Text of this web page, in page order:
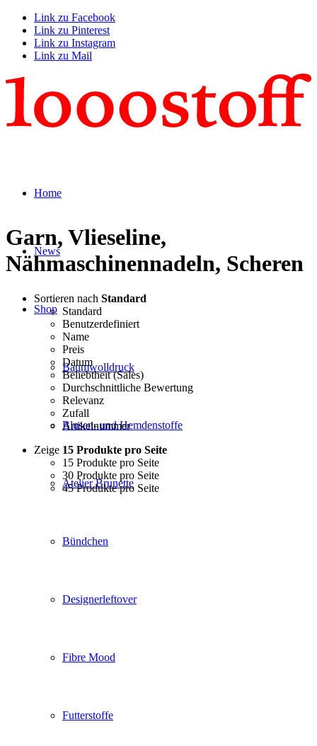
Link zu Facebook
Link zu Pinterest
Link zu Instagram
Link zu Mail
Home
News
Shop
Baumwolldruck
Blusen- und Hemdenstoffe
Atelier Brunette
Bündchen
Designerleftover
Fibre Mood
Futterstoffe
Garn, Vlieseline,
Nähmaschinennadeln, Scheren
Sortieren nach Standard
Standard
Benutzerdefiniert
Name
Preis
Datum
Beliebtheit (Sales)
Durchschnittliche Bewertung
Relevanz
Zufall
Artikelnummer
Zeige 15 Produkte pro Seite
15 Produkte pro Seite
30 Produkte pro Seite
45 Produkte pro Seite